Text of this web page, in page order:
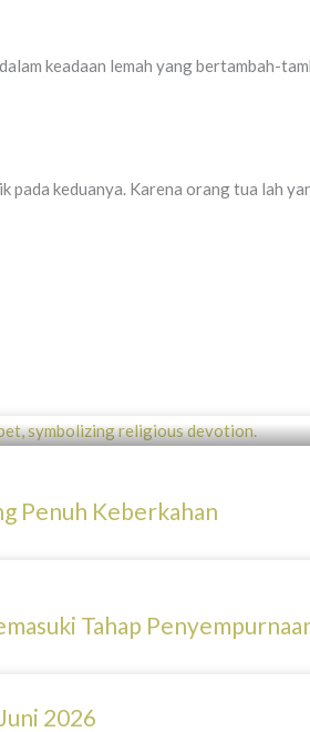
keadaan lemah yang bertambah-
keduanya. Karena orang tua lah
Penuh Keberkahan
Tahap
2026